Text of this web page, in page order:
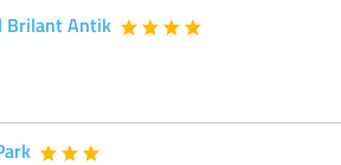
Brilant Antik